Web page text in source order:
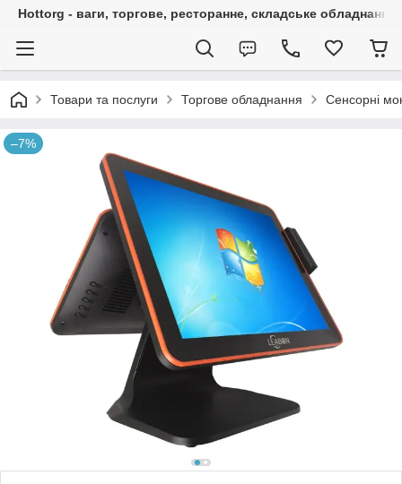
Hottorg - ваги, торгове, ресторанне, складське обладнання
Товари та послуги Торгове обладнання Сенсорні
–7%